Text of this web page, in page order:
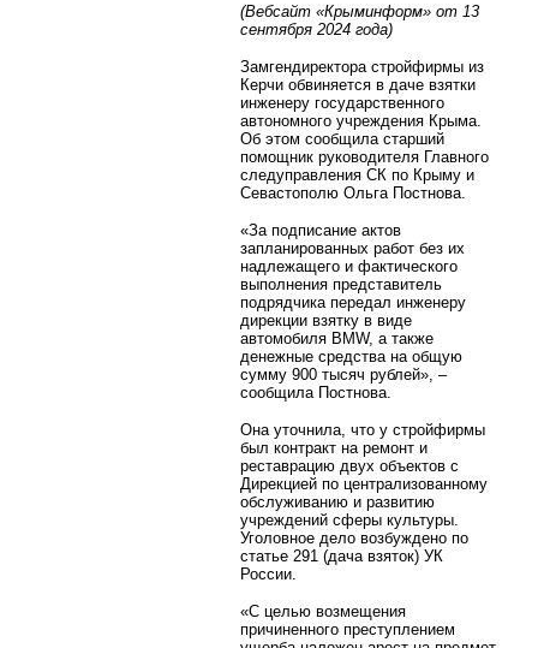
(Вебсайт «Крыминформ» от 13
сентября 2024 года)
Замгендиректора стройфирмы из
Керчи обвиняется в даче взятки
инженеру государственного
автономного учреждения Крыма.
Об этом сообщила старший
помощник руководителя Главного
следуправления СК по Крыму и
Севастополю Ольга Постнова.
«За подписание актов
запланированных работ без их
надлежащего и фактического
выполнения представитель
подрядчика передал инженеру
дирекции взятку в виде
автомобиля BМW, а также
денежные средства на общую
сумму 900 тысяч рублей», –
сообщила Постнова.
Она уточнила, что у стройфирмы
был контракт на ремонт и
реставрацию двух объектов с
Дирекцией по централизованному
обслуживанию и развитию
учреждений сферы культуры.
Уголовное дело возбуждено по
статье 291 (дача взяток) УК
России.
«С целью возмещения
причиненного преступлением